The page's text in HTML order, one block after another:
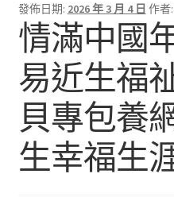
發佈日期: 2026 年 3 月 4 日 作者:
情滿中國
易近生福
貝專包養
生幸福生